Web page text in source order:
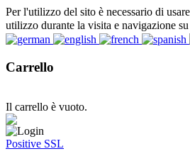
Per l'utilizzo del sito è necessario di
utilizzo durante la visita e navigazione
Carrello
Il carrello è vuoto.
Positive SSL